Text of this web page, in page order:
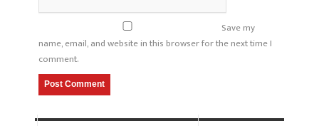
Save my
name, email, and website in this browser for the next time I
comment.